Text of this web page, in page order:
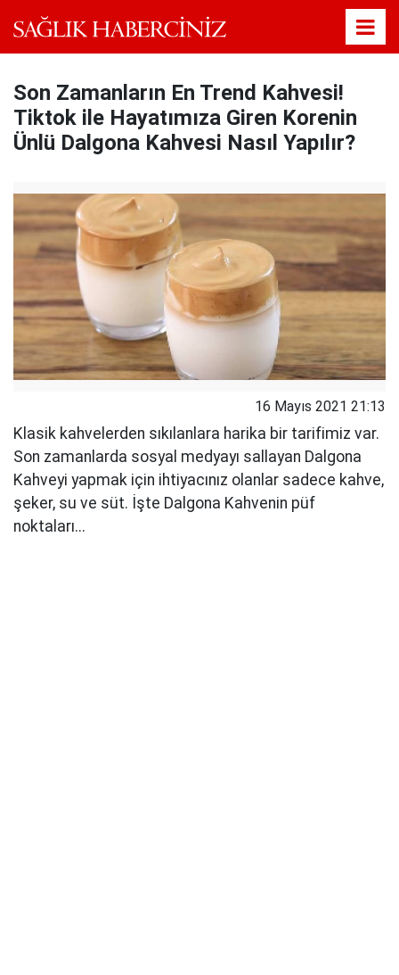
Son Zamanların En Trend Kahvesi!
Tiktok ile Hayatımıza Giren Korenin
Ünlü Dalgona Kahvesi Nasıl Yapılır?
16 Mayıs 2021 21:13
Klasik kahvelerden sıkılanlara harika bir tarifimiz var.
Son zamanlarda sosyal medyayı sallayan Dalgona
Kahveyi yapmak için ihtiyacınız olanlar sadece kahve,
şeker, su ve süt. İşte Dalgona Kahvenin püf
noktaları...